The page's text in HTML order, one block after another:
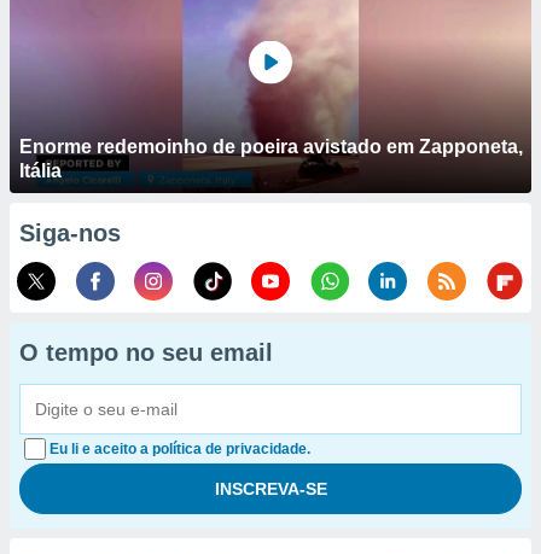
Enorme redemoinho de poeira avistado em Zapponeta,
Itália
Siga-nos
O tempo no seu email
Eu li e aceito a política de privacidade.